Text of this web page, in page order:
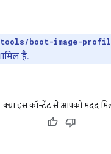
boot-image-
हैं.
क्या इस कॉन्टेंट से आपको मदद